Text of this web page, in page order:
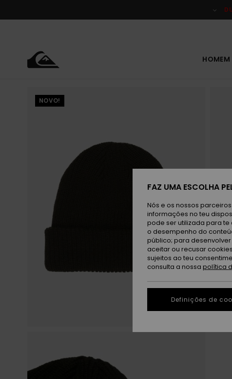
do
HOMEM
NOVO!
FAZ UMA ESCOLHA
Nós e os nossos
informações no teu
pode ser utilizada para
o desempenho do
público; para
aceitar ou recusar
sujeitos ao teu
consulta a nossa política
Definições de